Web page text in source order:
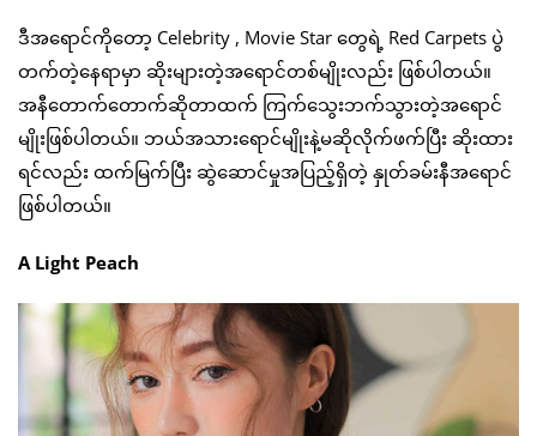
ဒီအရောင်ကိုတော့ Celebrity , Movie Star တွေရဲ့ Red Carpets ပွဲ
တက်တဲ့နေရာမှာ ဆိုးများတဲ့အရောင်တစ်မျိုးလည်း ဖြစ်ပါတယ်။
အနီတောက်တောက်ဆိုတာထက် ကြက်သွေးဘက်သွားတဲ့အရောင်
မျိုးဖြစ်ပါတယ်။ ဘယ်အသားရောင်မျိုးနဲ့မဆိုလိုက်ဖက်ပြီး ဆိုးထား
ရင်လည်း ထက်မြက်ပြီး ဆွဲဆောင်မှုအပြည့်ရှိတဲ့ နှုတ်ခမ်းနီအရောင်
ဖြစ်ပါတယ်။
A Light Peach